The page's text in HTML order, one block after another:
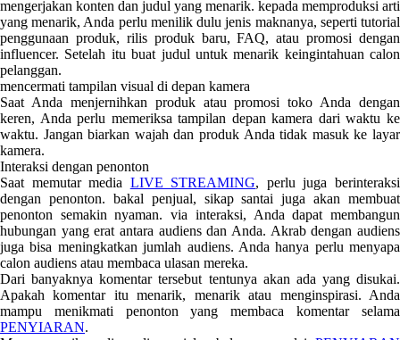
mengerjakan konten dan judul yang menarik. kepada memproduksi arti
yang menarik, Anda perlu menilik dulu jenis maknanya, seperti tutorial
penggunaan produk, rilis produk baru, FAQ, atau promosi dengan
influencer. Setelah itu buat judul untuk menarik keingintahuan calon
pelanggan.
mencermati tampilan visual di depan kamera
Saat Anda menjernihkan produk atau promosi toko Anda dengan
keren, Anda perlu memeriksa tampilan depan kamera dari waktu ke
waktu. Jangan biarkan wajah dan produk Anda tidak masuk ke layar
kamera.
Interaksi dengan penonton
Saat memutar media LIVE STREAMING, perlu juga berinteraksi
dengan penonton. bakal penjual, sikap santai juga akan membuat
penonton semakin nyaman. via interaksi, Anda dapat membangun
hubungan yang erat antara audiens dan Anda. Akrab dengan audiens
juga bisa meningkatkan jumlah audiens. Anda hanya perlu menyapa
calon audiens atau membaca ulasan mereka.
Dari banyaknya komentar tersebut tentunya akan ada yang disukai.
Apakah komentar itu menarik, menarik atau menginspirasi. Anda
mampu menikmati penonton yang membaca komentar selama
PENYIARAN.